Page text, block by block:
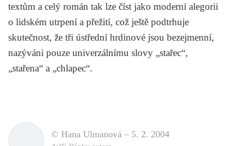
textům a celý román tak lze číst jako moderní alegorii
o lidském utrpení a přežití, což ještě podtrhuje
skutečnost, že tři ústřední hrdinové jsou bezejmenní,
nazýváni pouze univerzálnímu slovy „stařec“,
„stařena“ a „chlapec“.
© Hana Ulmanová – 5. 2. 2004